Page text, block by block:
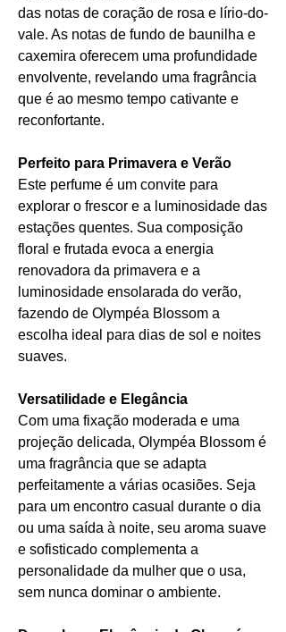
das notas de coração de rosa e lírio-do-
vale. As notas de fundo de baunilha e
caxemira oferecem uma profundidade
envolvente, revelando uma fragrância
que é ao mesmo tempo cativante e
reconfortante.
Perfeito para Primavera e Verão
Este perfume é um convite para
explorar o frescor e a luminosidade das
estações quentes. Sua composição
floral e frutada evoca a energia
renovadora da primavera e a
luminosidade ensolarada do verão,
fazendo de Olympéa Blossom a
escolha ideal para dias de sol e noites
suaves.
Versatilidade e Elegância
Com uma fixação moderada e uma
projeção delicada, Olympéa Blossom é
uma fragrância que se adapta
perfeitamente a várias ocasiões. Seja
para um encontro casual durante o dia
ou uma saída à noite, seu aroma suave
e sofisticado complementa a
personalidade da mulher que o usa,
sem nunca dominar o ambiente.